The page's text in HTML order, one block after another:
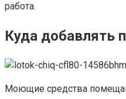
работа.
Куда добавлять
Моющие средства